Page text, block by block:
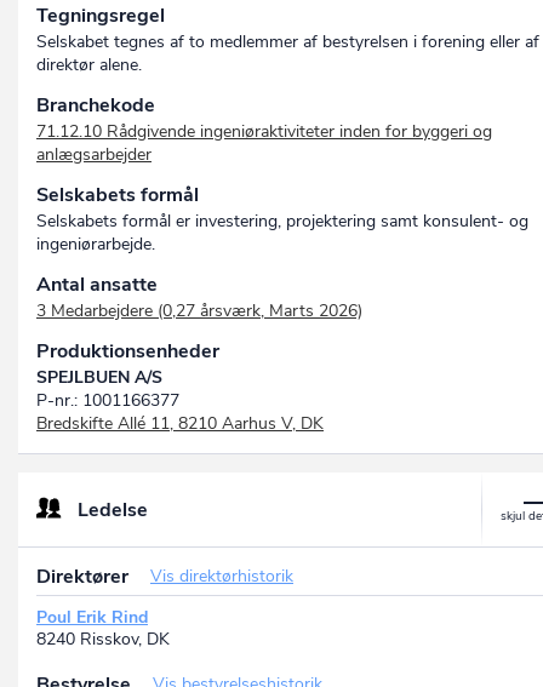
Tegningsregel
Selskabet tegnes af to medlemmer af bestyrelsen i forening eller af
direktør alene.
Branchekode
71.12.10 Rådgivende ingeniøraktiviteter inden for byggeri og
anlægsarbejder
Selskabets formål
Selskabets formål er investering, projektering samt konsulent- og
ingeniørarbejde.
Antal ansatte
3 Medarbejdere (0,27 årsværk, Marts 2026)
Produktionsenheder
SPEJLBUEN A/S
P-nr.: 1001166377
Bredskifte Allé 11, 8210 Aarhus V, DK
Ledelse
Direktører
Vis direktørhistorik
Poul Erik Rind
8240 Risskov, DK